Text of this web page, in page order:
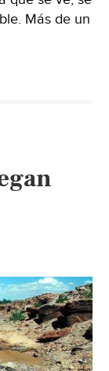
Más de un